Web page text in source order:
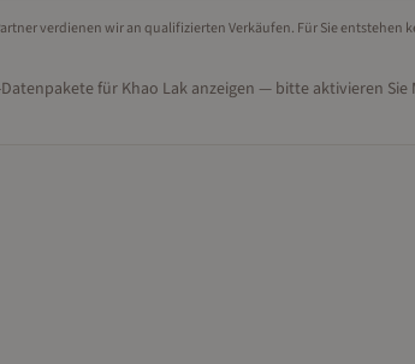
verdienen wir an qualifizierten Verkäufen. Für Sie entstehen
Datenpakete für Khao Lak anzeigen — bitte aktivieren Sie